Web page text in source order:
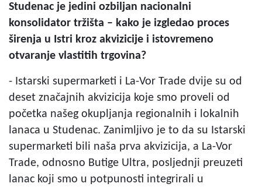
Studenac je jedini ozbiljan nacionalni
konsolidator tržišta – kako je izgledao proces
širenja u Istri kroz akvizicije i istovremeno
otvaranje vlastitih trgovina?
- Istarski supermarketi i La-Vor Trade dvije su od
deset značajnih akvizicija koje smo proveli od
početka našeg okupljanja regionalnih i lokalnih
lanaca u Studenac. Zanimljivo je to da su Istarski
supermarketi bili naša prva akvizicija, a La-Vor
Trade, odnosno Butige Ultra, posljednji preuzeti
lanac koji smo u potpunosti integrirali u